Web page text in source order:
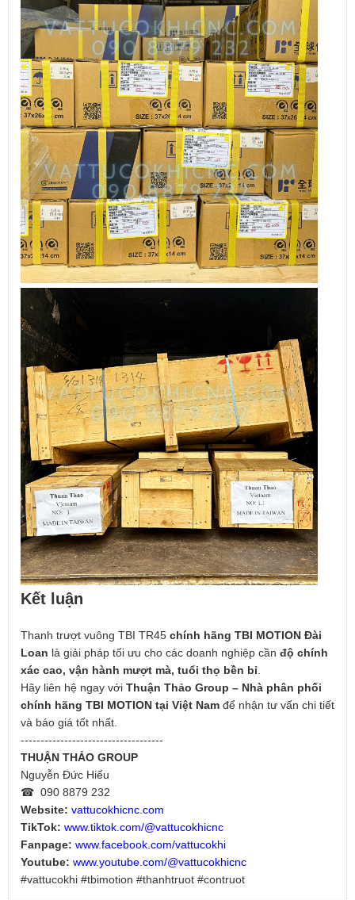
Kết luận
Thanh trượt vuông TBI TR45 chính hãng TBI MOTION Đài
Loan là giải pháp tối ưu cho các doanh nghiệp cần độ chính
xác cao, vận hành mượt mà, tuổi thọ bền bỉ
Hãy liên hệ ngay với Thuận Thảo Group – Nhà phân phối
chính hãng TBI MOTION tại Việt Nam để nhận tư vấn chi tiết
và báo giá tốt nhất.
------------------------------------
THUẬN THẢO GROUP
Nguyễn Đức Hiếu
☎ 090 8879 232
Website: vattucokhicnc.com
TikTok: www.tiktok.com/@vattucokhicnc
Fanpage: www.facebook.com/vattucokhi
Youtube: www.youtube.com/@vattucokhicnc
#vattucokhi #tbimotion #thanhtruot #contruot